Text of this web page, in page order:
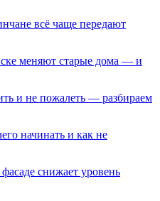
всё чаще передают
меняют старые дома — и
и не пожалеть — разбираем
начинать и как не
снижает уровень